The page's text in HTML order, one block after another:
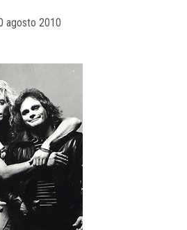
agosto 2010